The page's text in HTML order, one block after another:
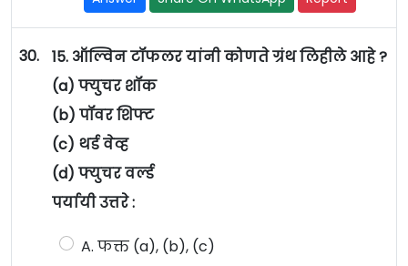
30.
15. ऑल्विन टॉफलर यांनी कोणते ग्रंथ लिहीले आहे ?
(a) फ्युचर शॉक
(b) पॉवर शिफ्ट
(c) थर्ड वेव्ह
(d) फ्युचर वर्ल्ड
पर्यायी उत्तरे :
A. फक्त (a), (b), (c)